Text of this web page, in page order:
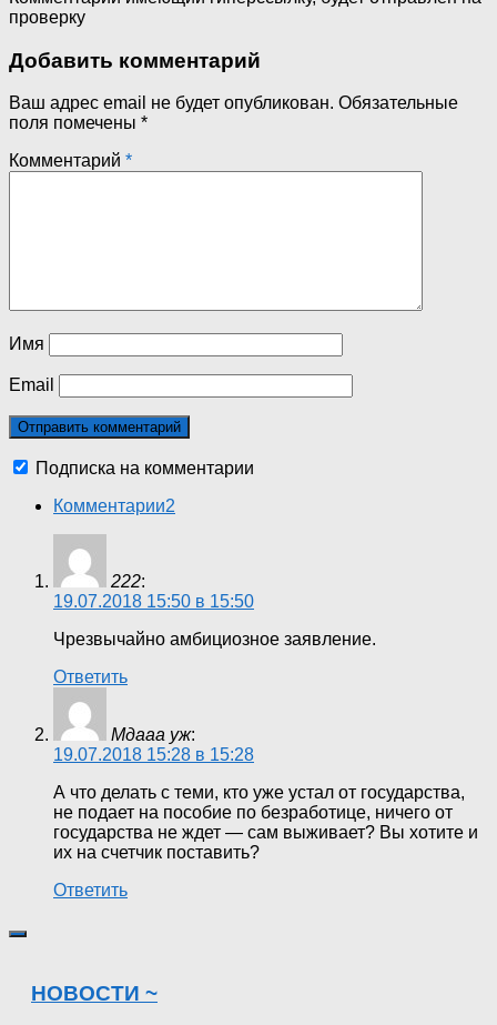
проверку
Добавить комментарий
Ваш адрес email не будет опубликован. Обязательные
поля помечены *
Комментарий *
Имя
Email
Подписка на комментарии
Комментарии2
222:
19.07.2018 15:50 в 15:50
Чрезвычайно амбициозное заявление.
Ответить
Мдааа уж:
19.07.2018 15:28 в 15:28
А что делать с теми, кто уже устал от государства,
не подает на пособие по безработице, ничего от
государства не ждет — сам выживает? Вы хотите и
их на счетчик поставить?
Ответить
НОВОСТИ ~